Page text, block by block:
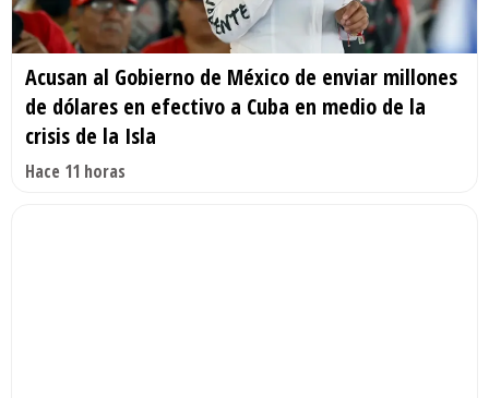
Acusan al Gobierno de México de enviar millones
de dólares en efectivo a Cuba en medio de la
crisis de la Isla
Hace 11 horas